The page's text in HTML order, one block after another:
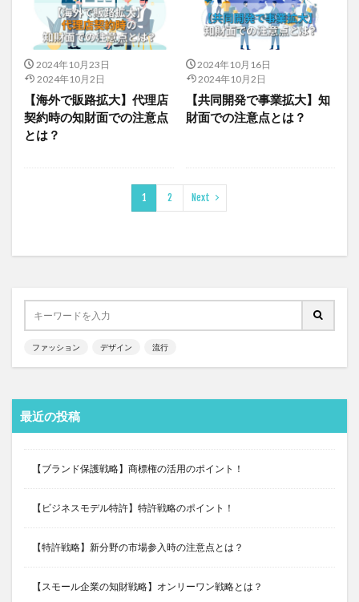
2024年10月23日
2024年10月2日
【海外で販路拡大】代理店
契約時の知財面での注意点
とは？
2024年10月16日
2024年10月2日
【共同開発で事業拡大】知
財面での注意点とは？
1 2 Next
ファッション デザイン 流行
最近の投稿
【ブランド保護戦略】商標権の活用のポイント！
【ビジネスモデル特許】特許戦略のポイント！
【特許戦略】新分野の市場参入時の注意点とは？
【スモール企業の知財戦略】オンリーワン戦略とは？